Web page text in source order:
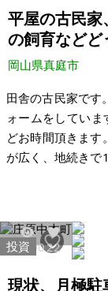
土地:243.13㎡（
平屋の古民
の飼育などど
岡山県真庭市
田舎の古民家です
ォームをしてい
どお時間頂きます。 家自体はこじんまりとしていますが、
が広く、地続きで
目山林になって
前まで車で入れる
確保は不要かと思
要あります。トイ
1140022
投資
現状、月極